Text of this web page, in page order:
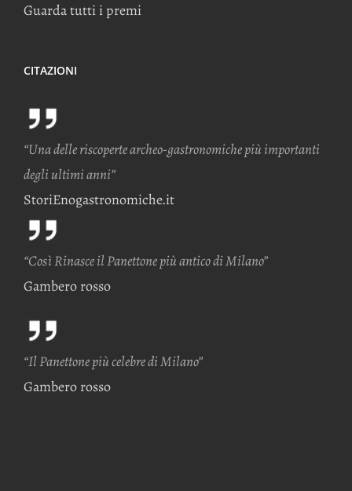
Guarda tutti i premi
CITAZIONI
“Una delle riscoperte archeo-gastronomiche più importanti
degli ultimi anni”
StoriEnogastronomiche.it
“Così Rinasce il Panettone più antico di Milano”
Gambero rosso
“Il Panettone più celebre di Milano”
Gambero rosso